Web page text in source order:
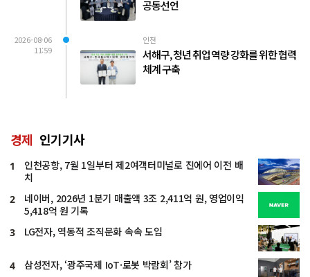
공동선언
2026-08-06
11:59
인천
서해구, 청년 취업 역량 강화를 위한 협력
체계 구축
경제 인기기사
1
인천공항, 7월 1일부터 제2여객터미널로 진에어 이전 배
치
2
네이버, 2026년 1분기 매출액 3조 2,411억 원, 영업이익
5,418억 원 기록
3 LG전자, 역동적 조직문화 속속 도입
4 삼성전자, ‘광주국제 IoT·로봇 박람회’ 참가